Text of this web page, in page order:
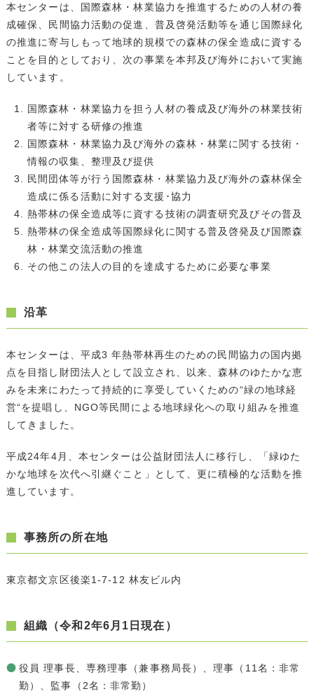
本センターは、国際森林・林業協力を推進するための人材の養
成確保、民間協力活動の促進、普及啓発活動等を通じ国際緑化
の推進に寄与しもって地球的規模での森林の保全造成に資する
ことを目的としており、次の事業を本邦及び海外において実施
しています。
国際森林・林業協力を担う人材の養成及び海外の林業技術
者等に対する研修の推進
国際森林・林業協力及び海外の森林・林業に関する技術・
情報の収集、整理及び提供
民間団体等が行う国際森林・林業協力及び海外の森林保全
造成に係る活動に対する支援･協力
熱帯林の保全造成等に資する技術の調査研究及びその普及
熱帯林の保全造成等国際緑化に関する普及啓発及び国際森
林・林業交流活動の推進
その他この法人の目的を達成するために必要な事業
沿革
本センターは、平成3 年熱帯林再生のための民間協力の国内拠
点を目指し財団法人として設立され、以来、森林のゆたかな恵
みを未来にわたって持続的に享受していくための“緑の地球経
営“を提唱し、NGO等民間による地球緑化への取り組みを推進
してきました。
平成24年4月、本センターは公益財団法人に移行し、「緑ゆた
かな地球を次代へ引継ぐこと」として、更に積極的な活動を推
進しています。
事務所の所在地
東京都文京区後楽1-7-12 林友ビル内
組織（令和2年6月1日現在）
役員 理事長、専務理事（兼事務局長）、理事（11名：非常
勤）、監事（2名：非常勤）